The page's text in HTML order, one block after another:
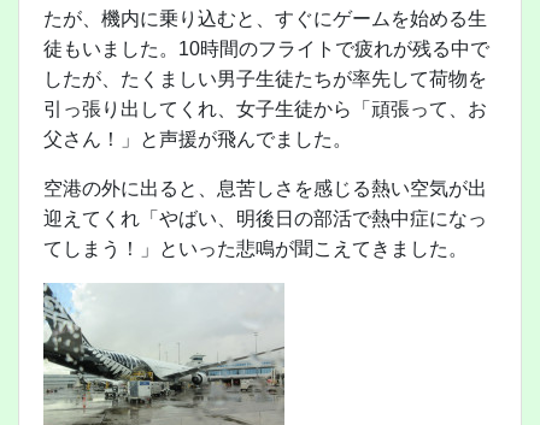
たが、機内に乗り込むと、すぐにゲームを始める生
徒もいました。10時間のフライトで疲れが残る中で
したが、たくましい男子生徒たちが率先して荷物を
引っ張り出してくれ、女子生徒から「頑張って、お
父さん！」と声援が飛んでました。
空港の外に出ると、息苦しさを感じる熱い空気が出
迎えてくれ「やばい、明後日の部活で熱中症になっ
てしまう！」といった悲鳴が聞こえてきました。